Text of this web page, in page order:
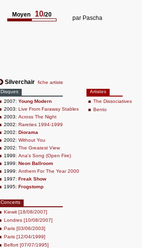
Moyen 10/20 par Pascha
Silverchair fiche artiste
Disques
2007: Young Modern
2003: Live From Faraway Stables
2003: Across The Night
2002: Rareties 1994-1999
2002: Diorama
2002: Without You
2002: The Greatest View
1999: Ana's Song (Open Fire)
1999: Neon Ballroom
1999: Anthem For The Year 2000
1997: Freak Show
1995: Frogstomp
Concerts
Kiewit [18/08/2007]
Londres [10/08/2007]
Paris [03/06/2003]
Paris [12/04/1999]
Belfort [07/07/1995]
Artistes
The Dissociatives
Bento